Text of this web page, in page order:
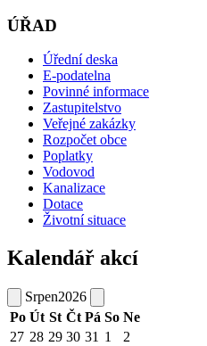
ÚŘAD
Úřední deska
E-podatelna
Povinné informace
Zastupitelstvo
Veřejné zakázky
Rozpočet obce
Poplatky
Vodovod
Kanalizace
Dotace
Životní situace
Kalendář akcí
Srpen2026
Po Út St Čt Pá So Ne
27 28 29 30 31 1
2